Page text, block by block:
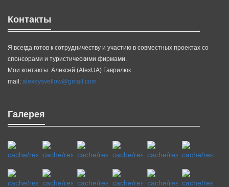
Контакты
Я всегда готов к сотрудничеству и участию в совместных проектах со
спонсорами и туристическими фирмами.
Мои контакты: Алексей (AlexUA) Гаврилюк
mail: alexeysvetlow@gmail.com
Галерея